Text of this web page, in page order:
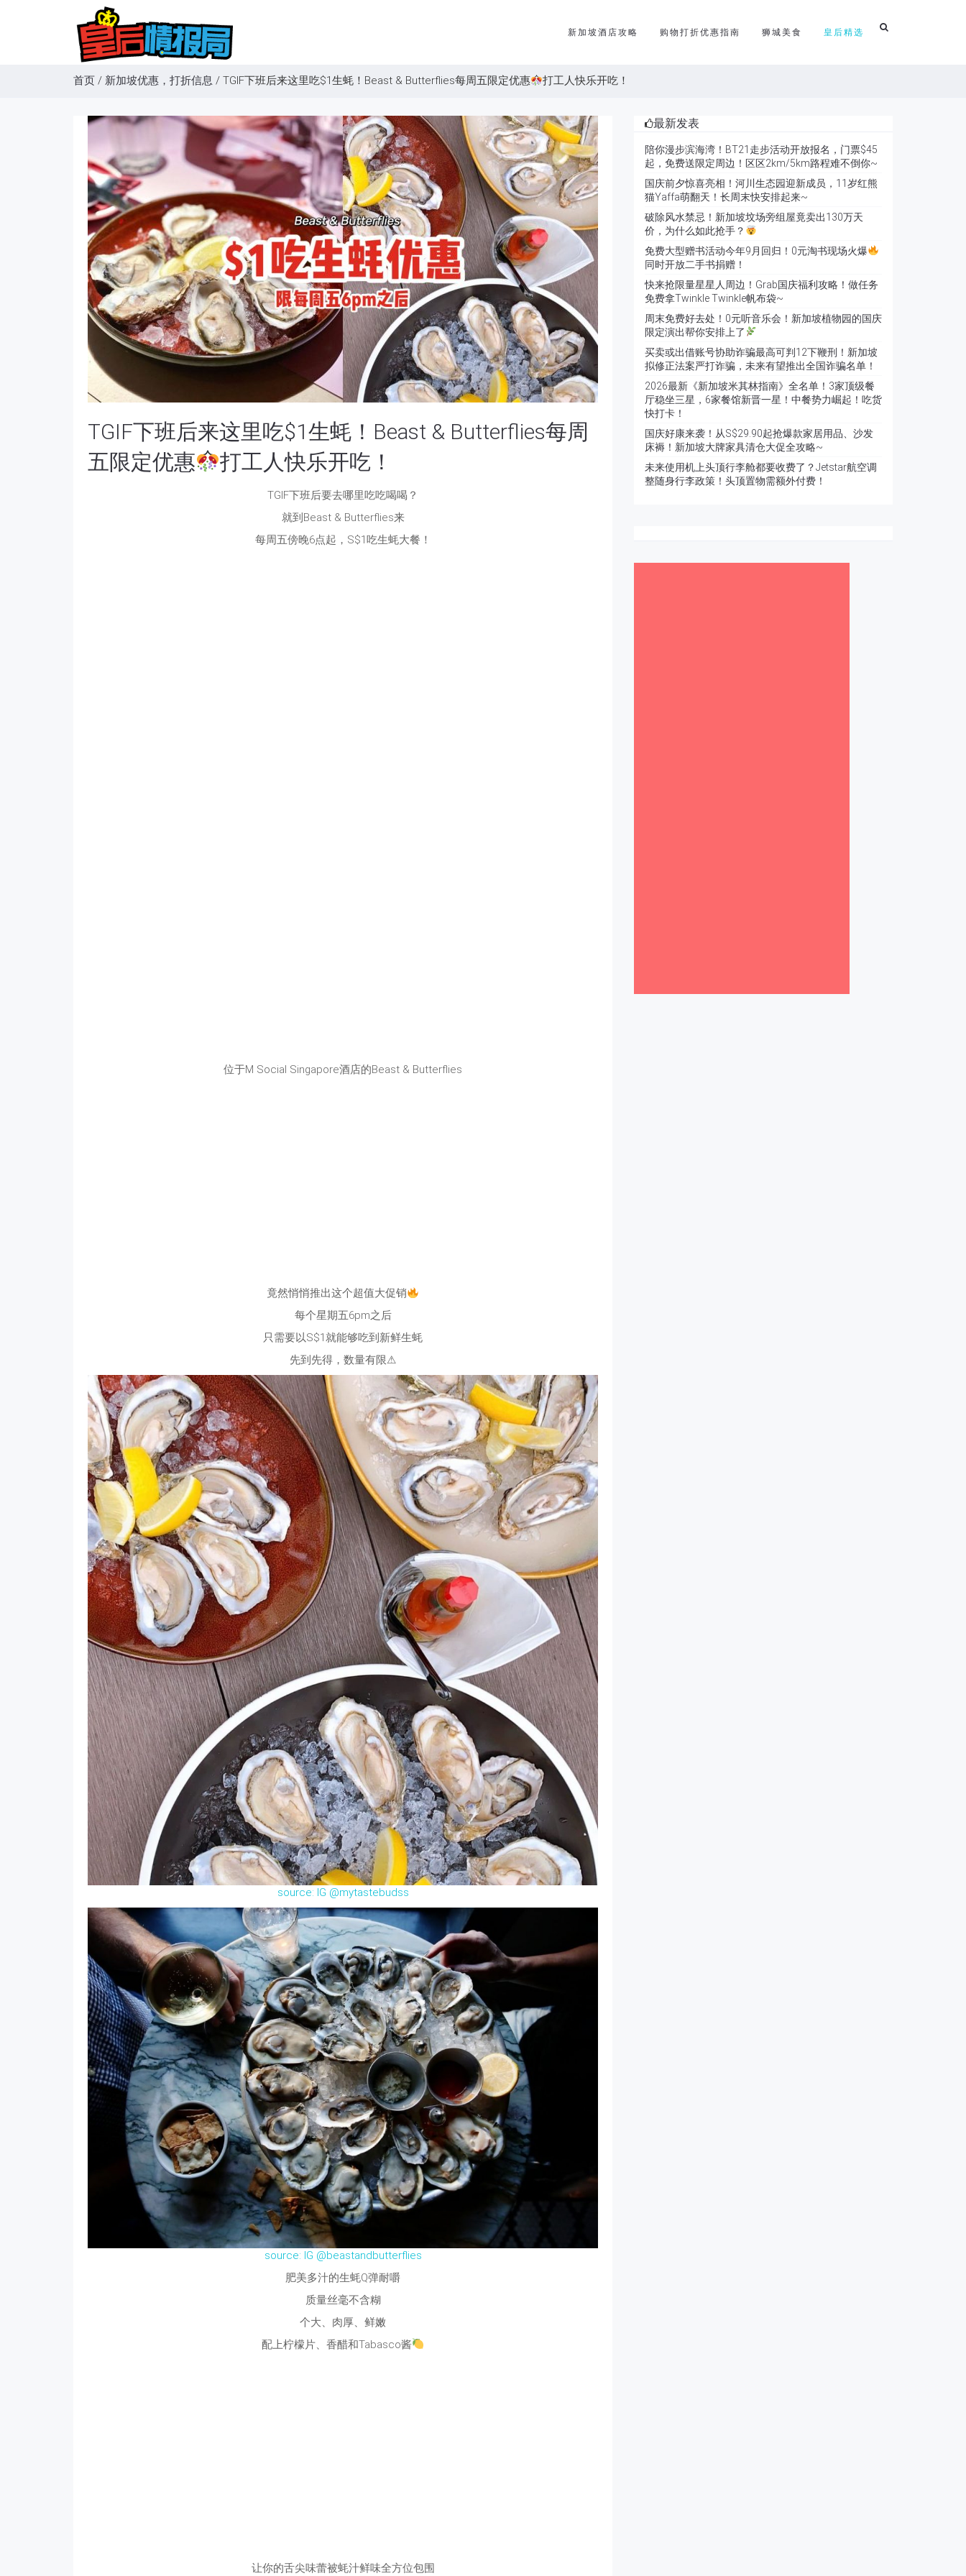
新加坡酒店攻略 购物打折优惠指南 狮城美食 皇后精选
首页 / 新加坡优惠，打折信息 / TGIF下班后来这里吃$1生蚝！Beast & Butterflies每周五限定优惠 打工人快乐开吃！
TGIF下班后来这里吃$1生蚝！Beast & Butterflies每周
五限定优惠
打工人快乐开吃！
TGIF下班后要去哪里吃吃喝喝？
就到Beast & Butterflies来
每周五傍晚6点起，S$1吃生蚝大餐！
位于M Social Singapore酒店的Beast & Butterflies
竟然悄悄推出这个超值大促销
每个星期五6pm之后
只需要以S$1就能够吃到新鲜生蚝
先到先得，数量有限⚠
source: IG @mytastebudss
source: IG @beastandbutterflies
肥美多汁的生蚝Q弹耐嚼
质量丝毫不含糊
个大、肉厚、鲜嫩
配上柠檬片、香醋和Tabasco酱
让你的舌尖味蕾被蚝汁鲜味全方位包围
最新发表
陪你漫步滨海湾！BT21走步活动开放报名，门票$45
起，免费送限定周边！区区2km/5km路程难不倒你~
国庆前夕惊喜亮相！河川生态园迎新成员，11岁红熊
猫Yaffa萌翻天！长周末快安排起来~
破除风水禁忌！新加坡坟场旁组屋竟卖出130万天
价，为什么如此抢手？
免费大型赠书活动今年9月回归！0元淘书现场火爆
同时开放二手书捐赠！
快来抢限量星星人周边！Grab国庆福利攻略！做任务
免费拿Twinkle Twinkle帆布袋~
周末免费好去处！0元听音乐会！新加坡植物园的国庆
限定演出帮你安排上了
买卖或出借账号协助诈骗最高可判12下鞭刑！新加坡
拟修正法案严打诈骗，未来有望推出全国诈骗名单！
2026最新《新加坡米其林指南》全名单！3家顶级餐
厅稳坐三星，6家餐馆新晋一星！中餐势力崛起！吃货
快打卡！
国庆好康来袭！从S$29.90起抢爆款家居用品、沙发
床褥！新加坡大牌家具清仓大促全攻略~
未来使用机上头顶行李舱都要收费了？Jetstar航空调
整随身行李政策！头顶置物需额外付费！